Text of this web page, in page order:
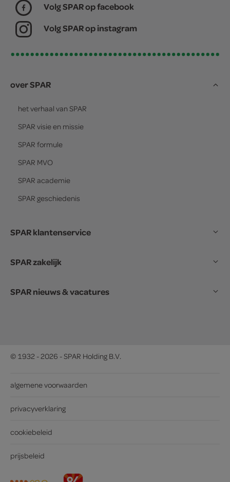
Volg SPAR op facebook
Volg SPAR op instagram
over SPAR
het verhaal van SPAR
SPAR visie en missie
SPAR formule
SPAR MVO
SPAR academie
SPAR geschiedenis
SPAR klantenservice
SPAR zakelijk
SPAR nieuws & vacatures
© 1932 - 2026 - SPAR Holding B.V.
algemene voorwaarden
privacyverklaring
cookiebeleid
prijsbeleid